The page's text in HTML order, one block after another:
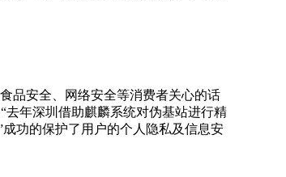
品安全、网络安全等消费者关心的话
年深圳借助麒麟系统对伪基站进行精
功的保护了用户的个人隐私及信息安